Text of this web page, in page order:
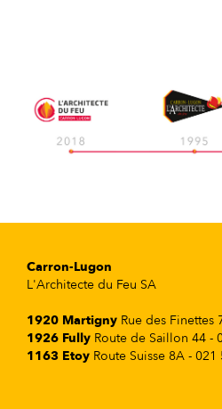
Carron-Lugon
L'Architecte du Feu SA
1920 Martigny Rue des Finettes
1926 Fully Route de Saillon 44 -
1163 Etoy Route Suisse 8A - 021